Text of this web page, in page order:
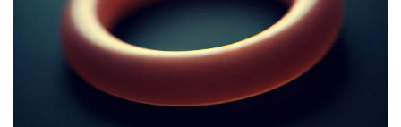
Fabricantes de artefatos de borracha
Fabricantes de borrachas
Fabricantes de borrachas industriais
Fornecedor de anel oring